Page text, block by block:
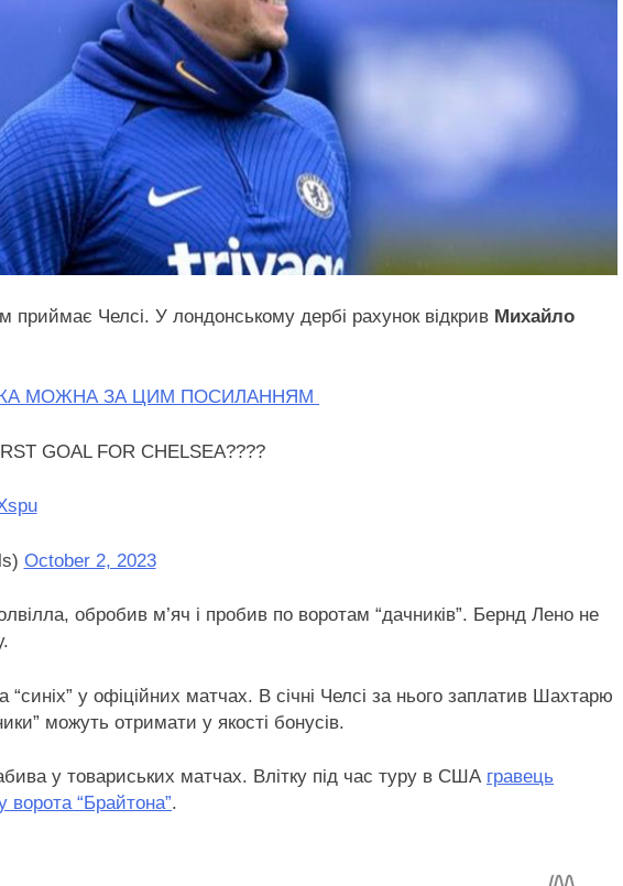
приймає Челсі. У лондонському дербі рахунок відкрив Михайло
МОЖНА ЗА ЦИМ ПОСИЛАННЯМ
GOAL FOR CHELSEA????
October 2, 2023
обробив м’яч і пробив по воротам “дачників”. Бернд Лено не
у офіційних матчах. В січні Челсі за нього заплатив Шахтарю
можуть отримати у якості бонусів.
у товариських матчах. Влітку під час туру в США гравець
ворота “Брайтона”.